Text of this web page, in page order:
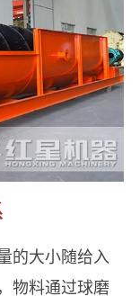
的大小随给入
物料通过球磨